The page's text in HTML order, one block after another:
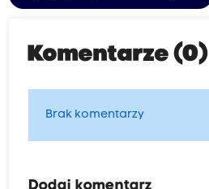
Komentarze (0)
Brak komentarzy